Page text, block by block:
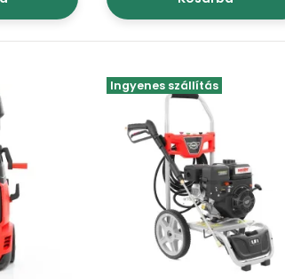
Ingyenes szállítás